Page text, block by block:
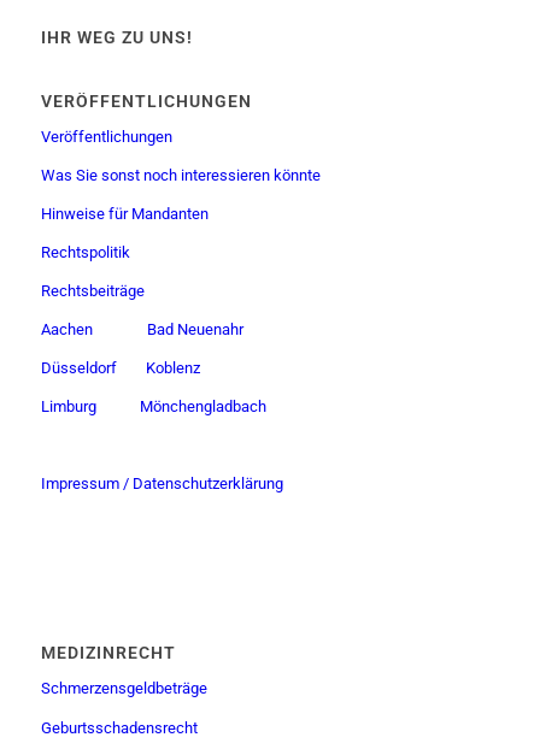
IHR WEG ZU UNS!
VERÖFFENTLICHUNGEN
Veröffentlichungen
Was Sie sonst noch interessieren könnte
Hinweise für Mandanten
Rechtspolitik
Rechtsbeiträge
Aachen Bad Neuenahr
Düsseldorf Koblenz
Limburg Mönchengladbach
Impressum / Datenschutzerklärung
MEDIZINRECHT
Schmerzensgeldbeträge
Geburtsschadensrecht